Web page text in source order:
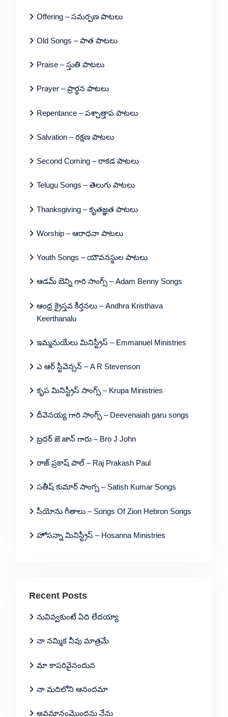
Offering – సమర్పణ పాటలు
Old Songs – పాత పాటలు
Praise – స్తుతి పాటలు
Prayer – ప్రార్థన పాటలు
Repentance – పశ్చాత్తాప పాటలు
Salvation – రక్షణ పాటలు
Second Coming – రాకడ పాటలు
Telugu Songs – తెలుగు పాటలు
Thanksgiving – కృతజ్ఞత పాటలు
Worship – ఆరాధనా పాటలు
Youth Songs – యౌవనస్థుల పాటలు
ఆడమ్ బెన్ని గారి సాంగ్స్ – Adam Benny Songs
ఆంధ్ర క్రైస్తవ కీర్తనలు – Andhra Kristhava
Keerthanalu
ఇమ్మనుయేలు మినిస్ట్రీస్ – Emmanuel Ministries
ఎ ఆర్ స్టీవెన్సన్ – A R Stevenson
కృప మినిస్ట్రీస్ సాంగ్స్ – Krupa Ministries
దీవెనయ్య గారి సాంగ్స్ – Deevenaiah garu songs
బ్రదర్ జె జాన్ గారు – Bro J John
రాజ్ ప్రకాష్ పాల్ – Raj Prakash Paul
సతీష్ కుమార్ సాంగ్స – Satish Kumar Songs
సీయోను గీతాలు – Songs Of Zion Hebron Songs
హోసన్నా మినిస్ట్రీస్ – Hosanna Ministries
Recent Posts
నువివ్వకుంటే ఏది లేదయ్యా
నా నమ్మిక నీవు మాత్రమే
మా కాపరివైనందున
నా మదిలోని ఆనందమా
అవమానంమొందను నేను